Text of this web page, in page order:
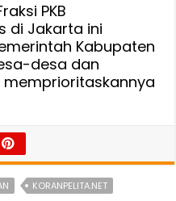
PKB
di Jakarta ini
Kabupaten
desa dan
KORANPELITA.NET